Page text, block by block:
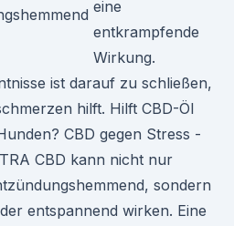
eine
entkrampfende
Wirkung.
ist darauf zu schließen,
hilft. Hilft CBD-Öl
CBD gegen Stress -
CBD kann nicht nur
sondern
entspannend wirken. Eine